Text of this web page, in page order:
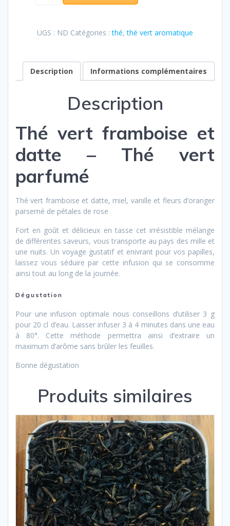
UGS : ND Catégories :thé,thé vert aromatique
Description Informations complémentaires
Description
Thé vert framboise et
datte – Thé vert
parfumé
Thé vert framboise et datte, miel, vanille et fleurs d’oranger
parsemé de pétales de rose
Fort en goût et délicieux en tasse cet irrésistible mélange
de différentes saveurs, vous transporte au pays des mille et
une nuits. Un voyage gustatif et enivrant pour vos papilles,
laissez vous séduire par cette infusion qui se consomme
ainsi tout au long de la journée.
Dégustation
Pour une infusion optimale nous conseillons d’utiliser 3 g
pour 20 cl d’eau. Laisser infuser 3 à 4 minutes dans une eau
à 80°. Cette méthode permettra ainsi d’extraire un
maximum d’arôme sans brûler les feuilles.
Bonne dégustation
Produits similaires